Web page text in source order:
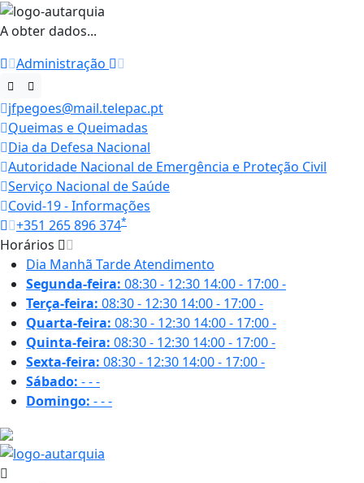
A obter dados...
Administração
jfpegoes@mail.telepac.pt
Queimas e Queimadas
Dia da Defesa Nacional
Autoridade Nacional de Emergência e Proteção Civil
Serviço Nacional de Saúde
Covid-19 - Informações
+351 265 896 374*
Horários
Dia Manhã TardeAtendimento
Segunda-feira: 08:30 - 12:30 14:00 - 17:00-
Terça-feira: 08:30 - 12:30 14:00 - 17:00-
Quarta-feira: 08:30 - 12:30 14:00 - 17:00-
Quinta-feira: 08:30 - 12:30 14:00 - 17:00-
Sexta-feira: 08:30 - 12:30 14:00 - 17:00-
Sábado: ---
Domingo: ---